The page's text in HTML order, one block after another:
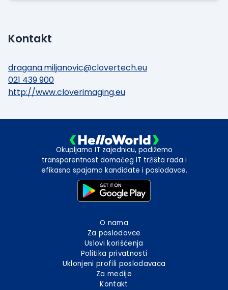
Kontakt
dragana.miljanovic@clovertech.eu
021 439 900
http://www.cloverimaging.eu
Okupljamo IT zajednicu, podižemo
transparentnost domaćeg IT tržišta rada i
efikasno spajamo kandidate i poslodavce.
O nama
Za poslodavce
Uslovi korišćenja
Politika privatnosti
Uklonjeni profili poslodavaca
Za medije
Kontakt